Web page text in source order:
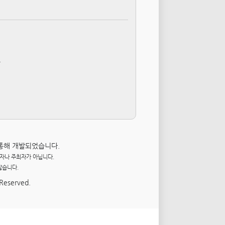
해 개발되었습니다.
나 주최자가 아닙니다.
니다.